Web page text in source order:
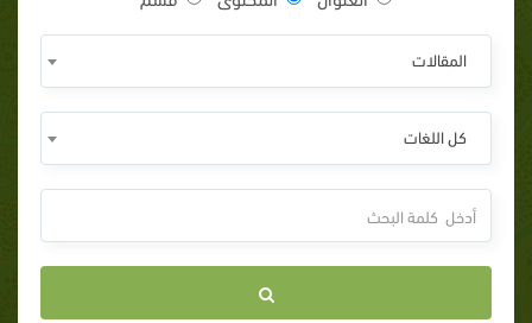
المقالات
كل اللغات